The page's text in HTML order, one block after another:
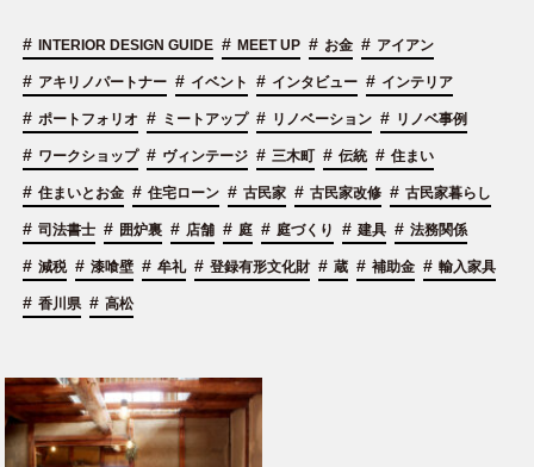
# INTERIOR DESIGN GUIDE # MEET UP # お金 # アイアン
# アキリノパートナー # イベント # インタビュー # インテリア
# ポートフォリオ # ミートアップ # リノベーション # リノベ事例
# ワークショップ # ヴィンテージ # 三木町 # 伝統 # 住まい
# 住まいとお金 # 住宅ローン # 古民家 # 古民家改修 # 古民家暮らし
# 司法書士 # 囲炉裏 # 店舗 # 庭 # 庭づくり # 建具 # 法務関係
# 減税 # 漆喰壁 # 牟礼 # 登録有形文化財 # 蔵 # 補助金 # 輸入家具
# 香川県 # 高松